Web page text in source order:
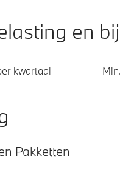
en
kwartaal
Pakketten